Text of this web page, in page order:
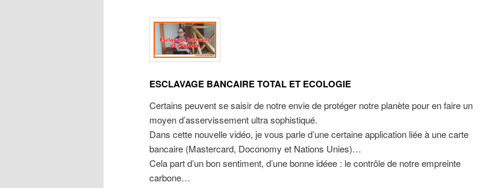
ESCLAVAGE BANCAIRE TOTAL ET ECOLOGIE
Certains peuvent se saisir de notre envie de protéger notre planète pour en faire un
moyen d’asservissement ultra sophistiqué.
Dans cette nouvelle vidéo, je vous parle d’une certaine application liée à une carte
bancaire (Mastercard, Doconomy et Nations Unies)…
Cela part d’un bon sentiment, d’une bonne idéee : le contrôle de notre empreinte
carbone…